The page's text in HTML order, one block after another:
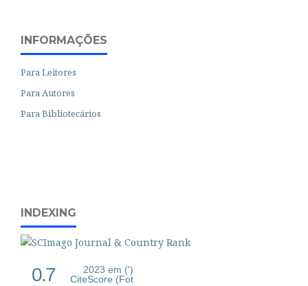
INFORMAÇÕES
Para Leitores
Para Autores
Para Bibliotecários
INDEXING
0.7
2023 em (')
CiteScore (Fot